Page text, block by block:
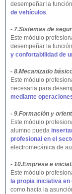
desempeñar la
de vehículos.
- 7.Sistemas de
Este módulo
desempeñar la
y confortabilidad de
- 8.Mecanizado
Este módulo
necesaria para
mediante
- 9.Formación y
Este módulo
alumno pueda
profesional en el
electromecánica de
- 10.Empresa e
Este módulo
la propia iniciativa
como hacia la